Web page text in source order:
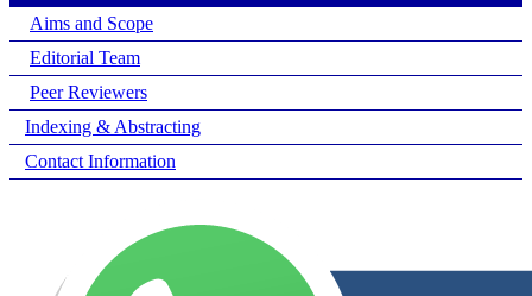
Aims and Scope
Editorial Team
Peer Reviewers
Indexing & Abstracting
Contact Information